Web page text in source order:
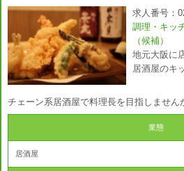
求人番号：
調理・キッ
（候補）
地元大阪に
居酒屋のキ
チェーン系居酒屋で料理長を目指しません
業態
居酒屋